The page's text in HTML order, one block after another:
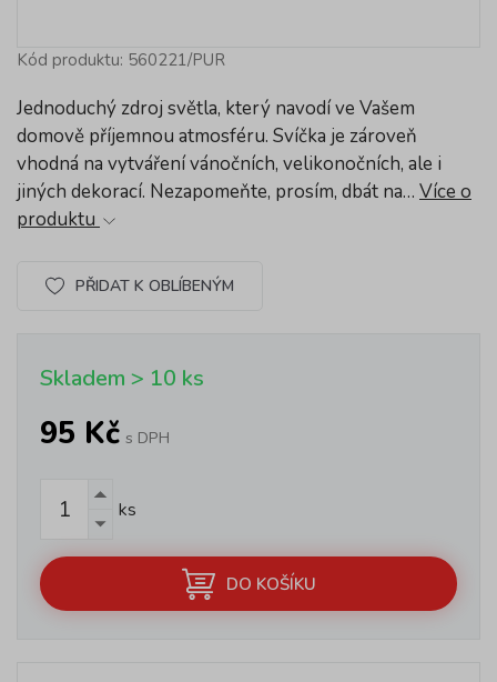
Kód produktu: 560221/PUR
Jednoduchý zdroj světla, který navodí ve Vašem
domově příjemnou atmosféru. Svíčka je zároveň
vhodná na vytváření vánočních, velikonočních, ale i
jiných dekorací. Nezapomeňte, prosím, dbát na… Více o
produktu
PŘIDAT K OBLÍBENÝM
Skladem > 10 ks
95 Kč s DPH
ks
DO KOŠÍKU